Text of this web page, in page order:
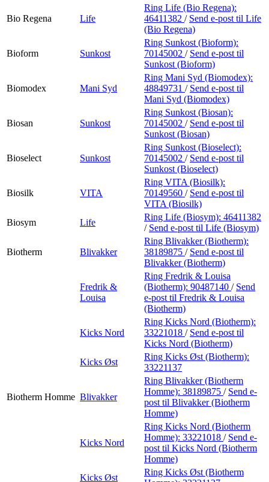
Bio Regena Life
Ring Life (Bio Regena):
46411382 / Send e-post til Life
(Bio Regena)
Bioform Sunkost
Ring Sunkost (Bioform):
70145002 / Send e-post til
Sunkost (Bioform)
Biomodex Mani Syd
Ring Mani Syd (Biomodex):
48849731 / Send e-post til
Mani Syd (Biomodex)
Biosan Sunkost
Ring Sunkost (Biosan):
70145002 / Send e-post til
Sunkost (Biosan)
Bioselect Sunkost
Ring Sunkost (Bioselect):
70145002 / Send e-post til
Sunkost (Bioselect)
Biosilk VITA
Ring VITA (Biosilk):
70149560 / Send e-post til
VITA (Biosilk)
Biosym
Life
Ring Life (Biosym): 46411382
/ Send e-post til Life (Biosym)
Biotherm Blivakker
Ring Blivakker (Biotherm):
38189875 / Send e-post til
Blivakker (Biotherm)
Fredrik &
Louisa
Ring Fredrik & Louisa
(Biotherm): 90487140 / Send
e-post til Fredrik & Louisa
(Biotherm)
Kicks Nord
Ring Kicks Nord (Biotherm):
33221018 / Send e-post til
Kicks Nord (Biotherm)
Kicks Øst
Ring Kicks Øst (Biotherm):
33221137
Biotherm Homme Blivakker
Ring Blivakker (Biotherm
Homme): 38189875 / Send e-
post til Blivakker (Biotherm
Homme)
Kicks Nord
Ring Kicks Nord (Biotherm
Homme): 33221018 / Send e-
post til Kicks Nord (Biotherm
Homme)
Kicks Øst
Ring Kicks Øst (Biotherm